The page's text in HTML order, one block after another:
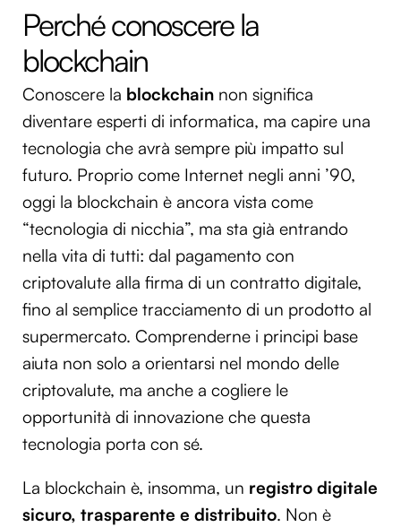
Perché conoscere la
blockchain
Conoscere la blockchain non significa
diventare esperti di informatica, ma capire una
tecnologia che avrà sempre più impatto sul
futuro. Proprio come Internet negli anni ’90,
oggi la blockchain è ancora vista come
“tecnologia di nicchia”, ma sta già entrando
nella vita di tutti: dal pagamento con
criptovalute alla firma di un contratto digitale,
fino al semplice tracciamento di un prodotto al
supermercato. Comprenderne i principi base
aiuta non solo a orientarsi nel mondo delle
criptovalute, ma anche a cogliere le
opportunità di innovazione che questa
tecnologia porta con sé.
La blockchain è, insomma, un registro digitale
sicuro, trasparente e distribuito. Non è